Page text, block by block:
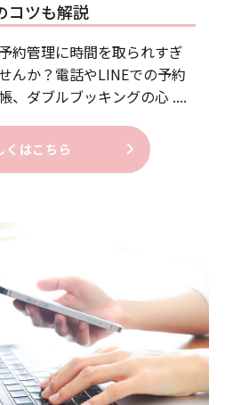
コツも解説
約管理に時間を取られすぎ
んか？電話やLINEでの予約
、ダブルブッキングの心 ....
くはこちら